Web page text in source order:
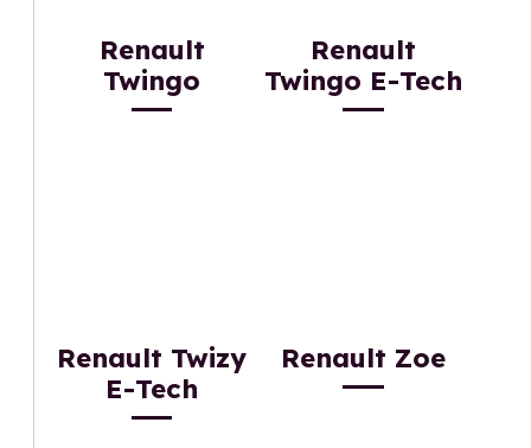
Renault
Twingo
Renault
Twingo E-Tech
Renault Twizy
E-Tech
Renault Zoe